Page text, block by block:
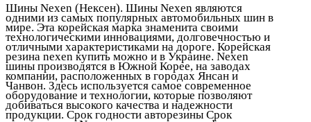
Шины Nexen (Нексен). Шины Nexen являются
одними из самых популярных автомобильных шин в
мире. Эта корейская марка знаменита своими
технологическими инновациями, долговечностью и
отличными характеристиками на дороге. Корейская
резина nexen купить можно и в Украине. Nexen
шины производятся в Южной Корее, на заводах
компании, расположенных в городах Янсан и
Чанвон. Здесь используется самое современное
оборудование и технологии, которые позволяют
добиваться высокого качества и надежности
продукции. Срок годности авторезины Срок